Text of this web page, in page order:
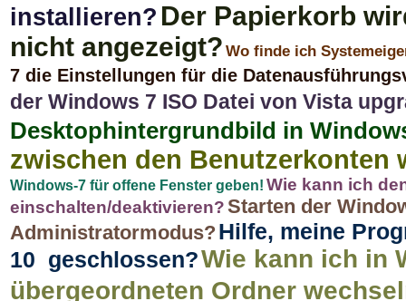
installieren? Der Papierkorb
nicht angezeigt? Wo finde ich
7 die Einstellungen für die
der Windows 7 ISO Datei von Vista
Desktophintergrundbild in
zwischen den Benutzerkonten
Windows-7 für offene Fenster geben! Wie kann ich
einschalten/deaktivieren?Starten der
Administratormodus? Hilfe, meine
10 geschlossen?Wie kann ich in
übergeordneten Ordner